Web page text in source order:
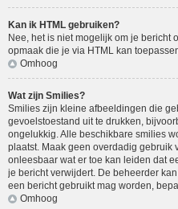
Kan ik HTML gebruiken?
Nee, het is niet mogelijk om je bericht
opmaak die je via HTML kan
Omhoog
Wat zijn Smilies?
Smilies zijn kleine afbeeldingen die
gevoelstoestand uit te drukken,
ongelukkig. Alle beschikbare smilies
plaatst. Maak geen overdadig gebruik
onleesbaar wat er toe kan leiden dat
je bericht verwijdert. De beheerder
een bericht gebruikt mag worden,
Omhoog